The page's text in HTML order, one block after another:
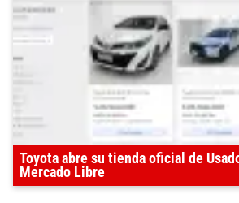
Toyota abre su tienda oficial de
Mercado Libre